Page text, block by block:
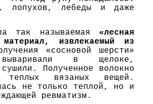
лопухов, лебеды и даже
так называемая «лесная
извлекаемый из
«сосновой шерсти»
в щелоке,
Полученное волокно
вязаных вещей.
не только теплой, но и
ревматизм.